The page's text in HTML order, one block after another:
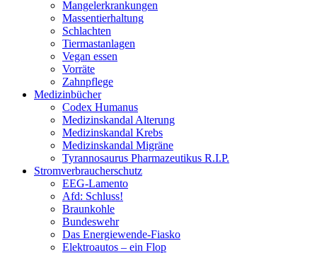
Mangelerkrankungen
Massentierhaltung
Schlachten
Tiermastanlagen
Vegan essen
Vorräte
Zahnpflege
Medizinbücher
Codex Humanus
Medizinskandal Alterung
Medizinskandal Krebs
Medizinskandal Migräne
Tyrannosaurus Pharmazeutikus R.I.P.
Stromverbraucherschutz
EEG-Lamento
Afd: Schluss!
Braunkohle
Bundeswehr
Das Energiewende-Fiasko
Elektroautos – ein Flop